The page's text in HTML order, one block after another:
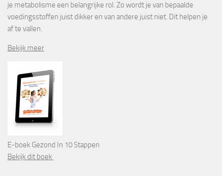
je metabolisme een belangrijke rol. Zo wordt je van bepaalde
voedingsstoffen juist dikker en van andere juist niet. Dit helpen je
af te vallen.
Bekijk meer
E-boek Gezond In 10 Stappen
Bekijk dit boek